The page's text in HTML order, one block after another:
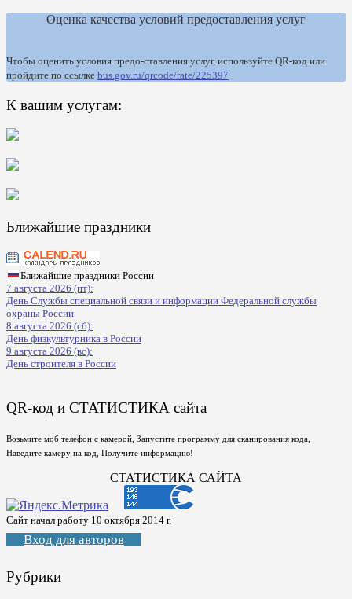
Оценка качества условий предоставления услуг
Чтобы оценить условия предо-ставления услуг, используйте QR-код или
пройдите по ссылке bus.gov.ru/qrcode/rate/225397
К вашим услугам:
Ближайшие праздники
Ближайшие праздники России
7 августа 2026 (пт):
День Службы специальной связи и информации Федеральной службы
охраны России
8 августа 2026 (сб):
День физкультурника в России
9 августа 2026 (вс):
День строителя в России
QR-код и СТАТИСТИКА сайта
Возьмите моб телефон с камерой, Запустите программу для сканирования кода,
Наведите камеру на код, Получите информацию!
СТАТИСТИКА САЙТА
Сайт начал работу 10 октября 2014 г.
Вход для авторов
Рубрики